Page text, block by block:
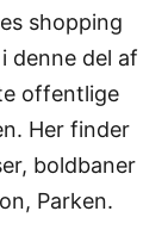
shopping
denne del af
offentlige
Her finder
boldbaner
Parken.